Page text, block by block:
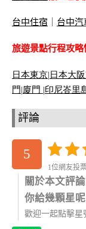
台中住宿 台中汽
旅遊景點行程攻
日本東京| 日本大
門|廈門 |印尼峇里
評論
5
1位網友投
關於本文評
你給幾顆星呢
歡迎一起點擊星